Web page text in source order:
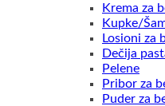
Krema za
Kupke/
Losioni za
Dečija
Pelene
Pribor za
Puder za